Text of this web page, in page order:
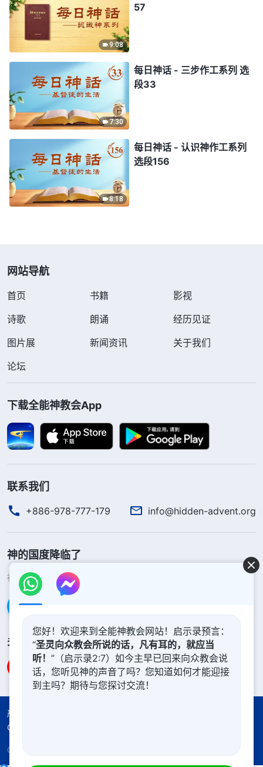
9:08
57
7:30
每日神话 - 三步作工系列 选
段33
8:18
每日神话 - 认识神作工系列
选段156
网站导航
首页 书籍
影视
诗歌
朗诵
经历见证
图片展
新闻资讯
关于我们
论坛
下载全能神教会App
联系我们
+886-978-777-179 info@hidden-advent.org
神的国度降临了
神的国度已经降临在人间！你想进入神的国度吗？
通过Messenger联系我们
关注我们
严正声明
Cookie声明
Copyright © 2026
您好！欢迎来到全能神教会网站！启示录预言：
“圣灵向众教会所说的话，凡有耳的，就应当
听！ ”（启示录2:7）如今主早已回来向众教会说
话，您听见神的声音了吗？您知道如何才能迎接
到主吗？期待与您探讨交流！